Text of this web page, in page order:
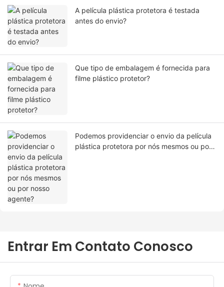
A película plástica protetora é testada
antes do envio?
Que tipo de embalagem é fornecida para
filme plástico protetor?
Podemos providenciar o envio da película
plástica protetora por nós mesmos ou por
Entrar Em Contato Conosco